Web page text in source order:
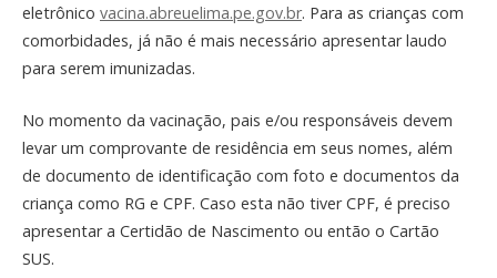
eletrônico vacina.abreuelima.pe.gov.br. Para as crianças com
comorbidades, já não é mais necessário apresentar laudo
para serem imunizadas.
No momento da vacinação, pais e/ou responsáveis devem
levar um comprovante de residência em seus nomes, além
de documento de identificação com foto e documentos da
criança como RG e CPF. Caso esta não tiver CPF, é preciso
apresentar a Certidão de Nascimento ou então o Cartão
SUS.